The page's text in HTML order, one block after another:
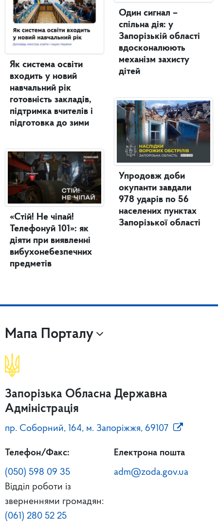
Як система освіти
входить у новий
навчальний рік
готовність закладів,
підтримка вчителів і
підготовка до зими
«Стій! Не чіпай!
Телефонуй 101»: як
діяти при виявленні
вибухонебезпечних
предметів
Один сигнал –
спільна дія: у
Запорізькій області
вдосконалюють
механізм захисту
дітей
Упродовж доби
окупанти завдали
978 ударів по 56
населених пунктах
Запорізької області
Мапа Порталу
Запорізька Обласна Державна
Адміністрація
пр. Соборний, 164, м. Запоріжжя, 69107
Телефон/Факс:
(050) 598 09 35
Відділ роботи із
зверненнями громадян:
(061) 280 52 25
Електрона пошта
adm@zoda.gov.ua